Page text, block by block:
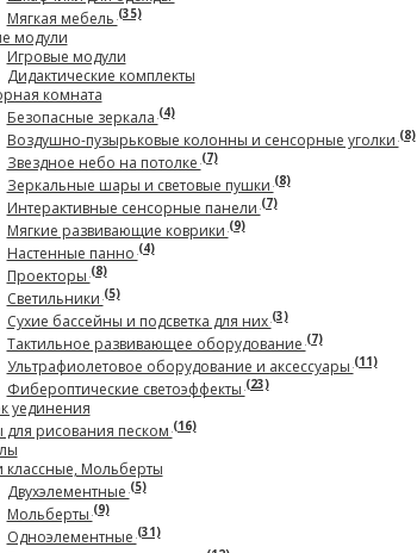
Мягкая мебель(35)
модули
Игровые модули
Дидактические комплекты
комната
Безопасные зеркала(4)
Воздушно-пузырьковые колонны и сенсорные уголки(8)
Звездное небо на потолке(7)
Зеркальные шары и световые пушки(8)
Интерактивные сенсорные панели(7)
Мягкие развивающие коврики(9)
Настенные панно(4)
Проекторы(8)
Светильники(5)
Сухие бассейны и подсветка для них(3)
Тактильное развивающее оборудование(7)
Ультрафиолетовое оборудование и аксессуары(11)
Фибероптические светоэффекты(23)
уединения
для рисования песком(16)
классные, Мольберты
Двухэлементные(5)
Мольберты(9)
Одноэлементные(31)